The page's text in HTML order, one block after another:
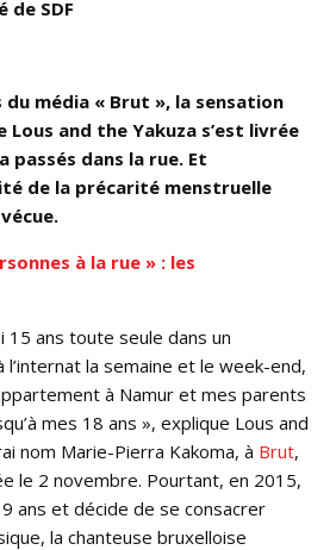
de SDF
du média « Brut », la sensation
Lous and the Yakuza s’est livrée
passés dans la rue. Et
de la précarité menstruelle
à la rue » : les
15 ans toute seule dans un
l’internat la semaine et le week-end,
à Namur et mes parents
mes 18 ans », explique Lous and
nom Marie-Pierra Kakoma, à Brut,
le 2 novembre. Pourtant, en 2015,
ans et décide de se consacrer
la chanteuse bruxelloise